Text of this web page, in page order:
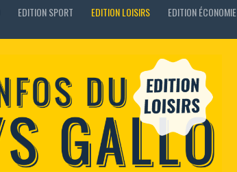
EDITION SPORT EDITION LOISIRS EDITION ÉCONOMIE